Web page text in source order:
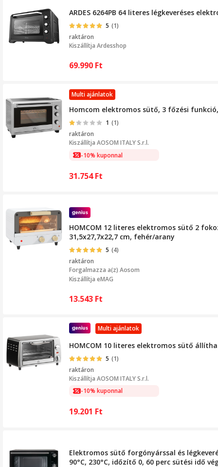
ARDES 6264PB 64 literes légkeveréses
5 (1)
raktáron
Kiszállítja Ardesshop
69.990 Ft
Multi ajánlatok
Homcom elektromos sütő, 3 főzési
1 (1)
raktáron
Kiszállítja AOSOM ITALY S.r.l.
-10% kuponnal
31.754Ft
HOMCOM 12 literes elektromos sütő 2
31,5x27,7x22,7 cm, fehér/arany
5 (4)
raktáron
Forgalmazza a(z) Aosom
Kiszállítja eMAG
13.543 Ft
Multi ajánlatok
HOMCOM 10 literes elektromos sütő
5 (1)
raktáron
Kiszállítja AOSOM ITALY S.r.l.
-10% kuponnal
19.201 Ft
Elektromos sütő forgónyárssal és
90°C, 230°C, időzítő 0, 60 perc sütési idő